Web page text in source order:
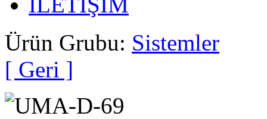
Ürün Grubu: Sistemler
[ Geri ]